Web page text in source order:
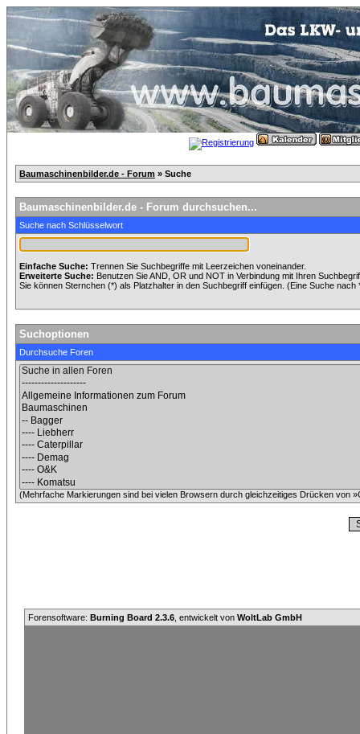
Baumaschinenbilder.de - Forum » Suche
Baumaschinenbilder.de - Forum durchsuchen...
Suche nach Schlüsselwort
Einfache Suche: Trennen Sie Suchbegriffe mit Leerzeichen voneinander.
Erweiterte Suche: Benutzen Sie AND, OR und NOT in Verbindung mit Ihren
Sie können Sternchen (*) als Platzhalter in den Suchbegriff einfügen. (Eine Suche
Suchoptionen
Durchsuche Foren
(Mehrfache Markierungen sind bei vielen Browsern durch gleichzeitiges Drücken von
Forensoftware: Burning Board 2.3.6 , entwickelt von WoltLab GmbH